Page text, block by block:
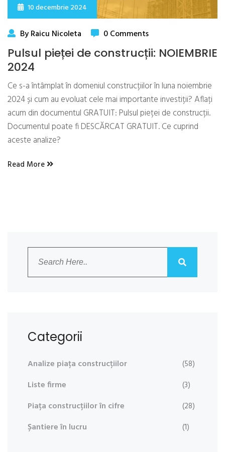
10 decembrie 2024
By Raicu Nicoleta 0 Comments
Pulsul pieței de construcții: NOIEMBRIE
2024
Ce s-a întâmplat în domeniul construcțiilor în luna noiembrie
2024 și cum au evoluat cele mai importante investiții? Aflați
acum din documentul GRATUIT: Pulsul pieței de construcții.
Documentul poate fi DESCĂRCAT GRATUIT. Ce cuprind
aceste analize?
Read More
Categorii
Analize piața construcțiilor (58)
Liste firme (3)
Piața construcțiilor în cifre (28)
Șantiere în lucru (1)